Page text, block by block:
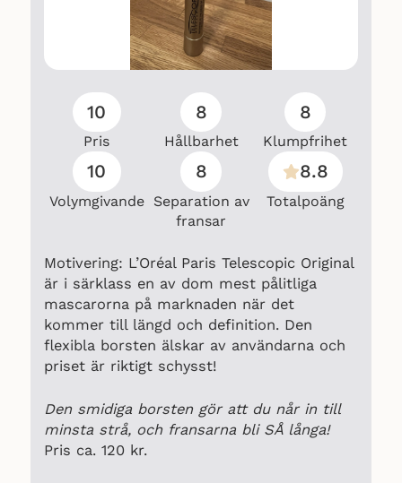
10
Pris
8
Hållbarhet
8
Klumpfrihet
10
Volymgivande
8
Separation av
fransar
8.8
Totalpoäng
Motivering: L’Oréal Paris Telescopic Original
är i särklass en av dom mest pålitliga
mascarorna på marknaden när det
kommer till längd och definition. Den
flexibla borsten älskar av användarna och
priset är riktigt schysst!
Den smidiga borsten gör att du når in till
minsta strå, och fransarna bli SÅ långa!
Pris ca. 120 kr.